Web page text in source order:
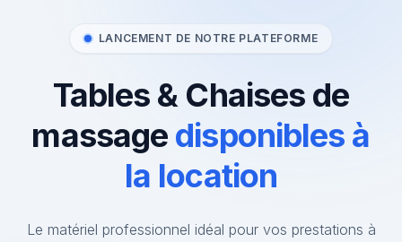
LANCEMENT DE NOTRE PLATEFORME
Tables & Chaises de
massage disponibles à
la location
Le matériel professionnel idéal pour vos prestations à